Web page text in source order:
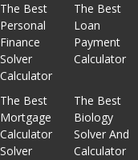
The Best
Personal
Finance
Solver
Calculator
The Best
Loan
Payment
Calculator
The Best
Mortgage
Calculator
Solver
The Best
Biology
Solver And
Calculator